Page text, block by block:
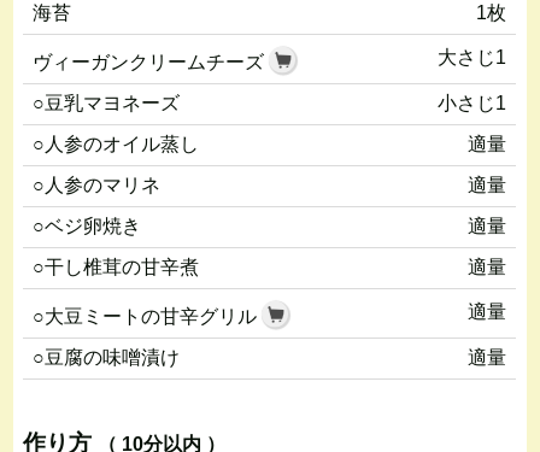
海苔
1枚
ヴィーガンクリームチーズ 大さじ1
○豆乳マヨネーズ
小さじ1
○人参のオイル蒸し
適量
○人参のマリネ
適量
○ベジ卵焼き
適量
○干し椎茸の甘辛煮
適量
○大豆ミートの甘辛グリル 適量
○豆腐の味噌漬け 適量
作り方 （ 10分以内 ）